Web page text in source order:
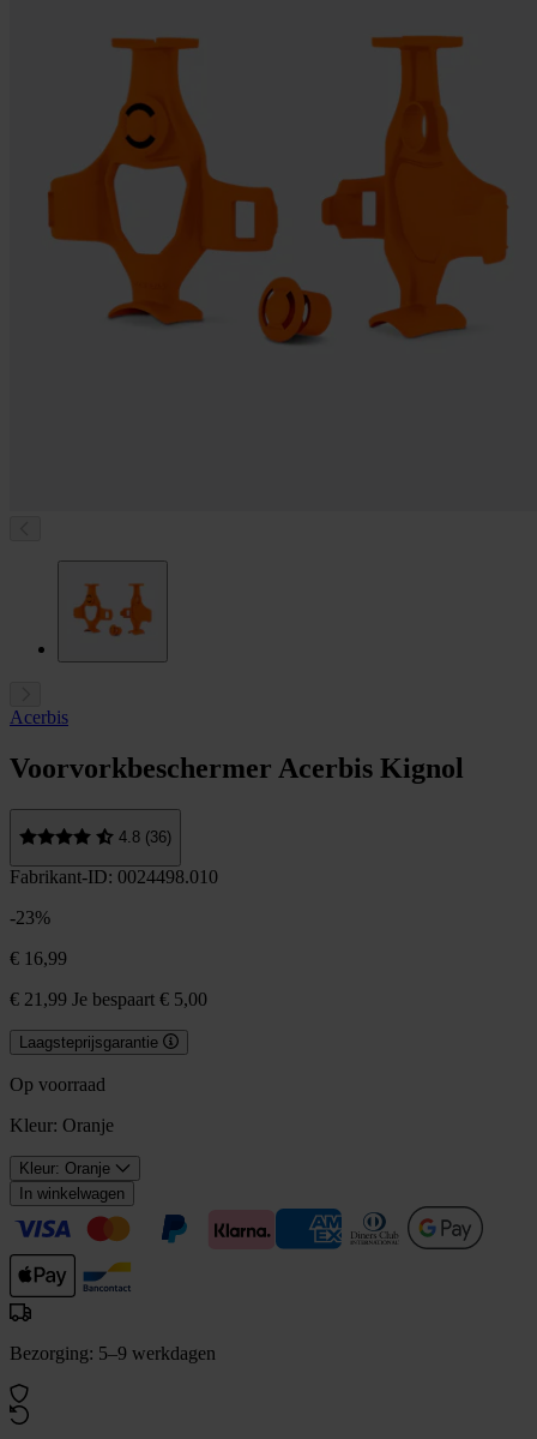
Acerbis
Voorvorkbeschermer Acerbis Kignol
4.8 (36)
Fabrikant-ID: 0024498.010
-23%
€ 16,99
€ 21,99 Je bespaart € 5,00
Laagsteprijsgarantie
Op voorraad
Kleur: Oranje
Kleur: Oranje
In winkelwagen
Bezorging: 5–9 werkdagen